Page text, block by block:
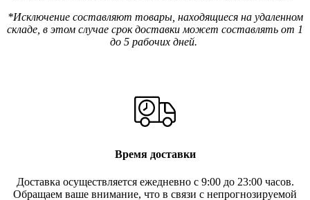
*Исключение составляют товары, находящиеся на удаленном
складе, в этом случае срок доставки может составлять от 1
до 5 рабочих дней.
Время доставки
Доставка осуществляется ежедневно с 9:00 до 23:00 часов.
Обращаем ваше внимание, что в связи с непрогнозируемой